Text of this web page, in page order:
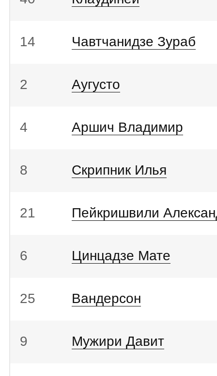
14 Чавтчанидзе Зураб
2 Аугусто
4 Аршич Владимир
8 Скрипник Илья
21 Пейкришвили
6 Цинцадзе Мате
25 Вандерсон
9 Мужири Давит